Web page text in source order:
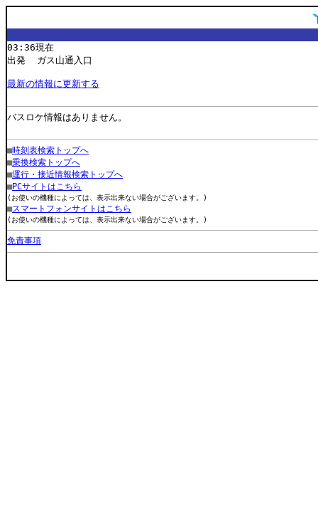
03:36現在
出発 ガス山通入口
最新の情報に更新する
バスロケ情報はありません。
■時刻表検索トップへ
■乗換検索トップへ
■運行・接近情報検索トップへ
■PCサイトはこちら
(お使いの機種によっては、表示出来ない場合がございます。)
■スマートフォンサイトはこちら
(お使いの機種によっては、表示出来ない場合がございます。)
免責事項